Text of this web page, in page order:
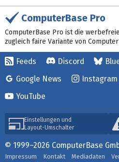
ComputerBase Pro
ComputerBase Pro ist die
zugleich faire Variante von
Feeds Discord
Google News
Instagram
YouTube
Einstellungen und
Layout-Umschalter
© 1999–2026 ComputerBase
Impressum Kontakt Mediadaten